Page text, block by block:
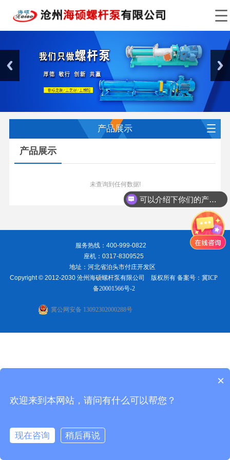
产品展示
产品展示
未查询到任何数据!
服务热线：400-999-0822
座机：0317-8309525
地址：河北省泊头市付庄开发区
Copyright © 2012-2030 沧州海硕螺杆泵有限公司 版权所有 备案号：冀ICP
备20001566号-2
冀公网安备 13092302000288号
可以介绍下你们的产品么？
×
欢迎来到本网站，请问有什么可以帮您？
现在咨询
稍后再说
在线咨询